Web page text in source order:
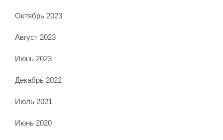
Октябрь 2023
Август 2023
Июнь 2023
Декабрь 2022
Июль 2021
Июнь 2020